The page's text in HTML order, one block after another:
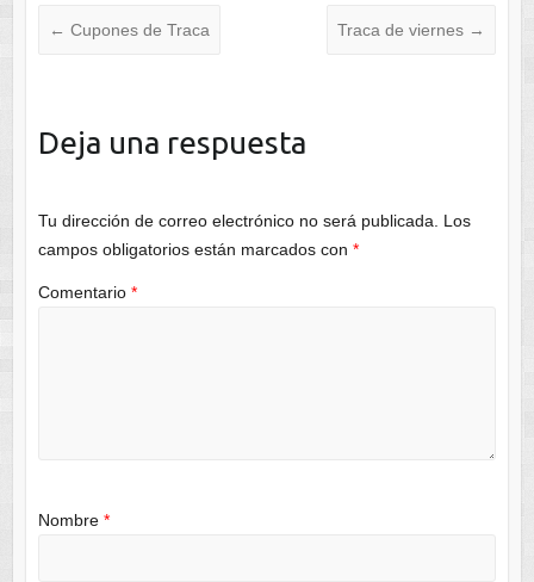
← Cupones de Traca Traca de viernes →
Deja una respuesta
Tu dirección de correo electrónico no será publicada. Los
campos obligatorios están marcados con *
Comentario *
Nombre *